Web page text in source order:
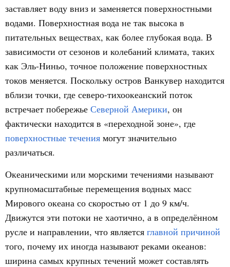
заставляет воду вниз и заменяется поверхностными
водами. Поверхностная вода не так высока в
питательных веществах, как более глубокая вода. В
зависимости от сезонов и колебаний климата, таких
как Эль-Ниньо, точное положение поверхностных
токов меняется. Поскольку остров Ванкувер находится
вблизи точки, где северо-тихоокеанский поток
встречает побережье Северной Америки, он
фактически находится в «переходной зоне», где
поверхностные течения могут значительно
различаться.
Океаническими или морскими течениями называют
крупномасштабные перемещения водных масс
Мирового океана со скоростью от 1 до 9 км/ч.
Движутся эти потоки не хаотично, а в определённом
русле и направлении, что является главной причиной
того, почему их иногда называют реками океанов:
ширина самых крупных течений может составлять